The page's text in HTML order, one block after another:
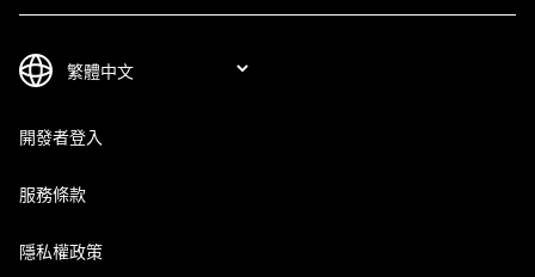
開發者登入
服務條款
隱私權政策